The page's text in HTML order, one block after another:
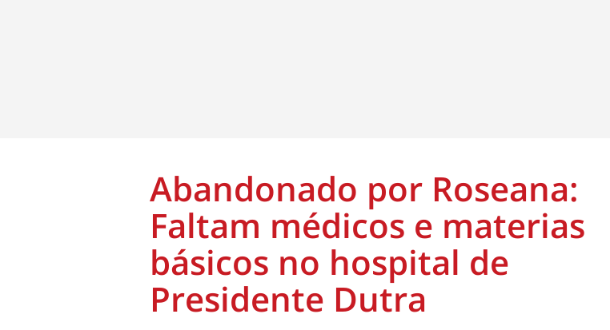
Abandonado por Roseana:
Faltam médicos e materias
básicos no hospital de
Presidente Dutra